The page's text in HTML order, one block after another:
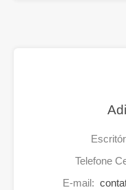
Telefone
E-mail: